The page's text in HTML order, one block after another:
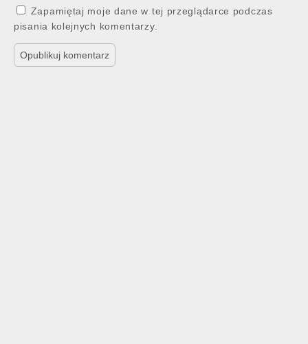
Zapamiętaj moje dane w tej przeglądarce podczas
pisania kolejnych komentarzy.